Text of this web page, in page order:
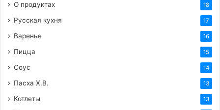
О продуктах 18
Русская кухня 17
Варенье 16
Пицца 15
Соус 14
Пасха Х.В. 13
Котлеты 13